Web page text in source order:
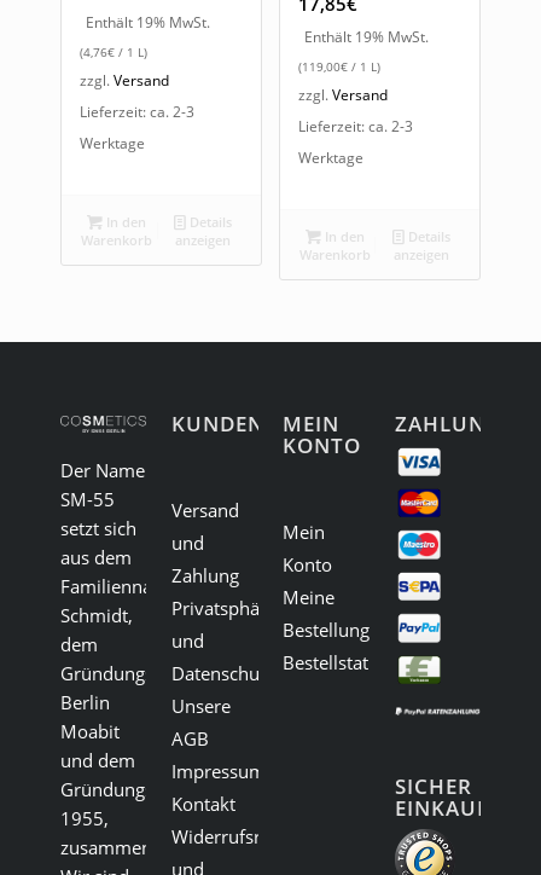
Enthält 19% MwSt.
(4,76€ / 1 L)
zzgl.Versand
Lieferzeit: ca. 2-3
Werktage
In den
Warenkorb
Details
anzeigen
Enthält 19% MwSt.
(119,00€/ 1 L)
zzgl.Versand
Lieferzeit: ca. 2-3
Werktage
In den
Warenkorb
Details
anzeigen
Der Name
SM-55
setzt sich
aus dem
Familiennamen
Schmidt,
dem
Gründungsort
Berlin
Moabit
und dem
Gründungsjahr
1955,
zusammen.
KUNDENSERVICE
Versand
und
Zahlung
Privatsphäre
und
Datenschutz
Unsere
AGB
Impressum
Kontakt
Widerrufsrecht
und
MEIN
KONTO
Mein
Konto
Meine
Bestellungen
Bestellstatus
ZAHLUNG
SICHER
EINKAUFEN: